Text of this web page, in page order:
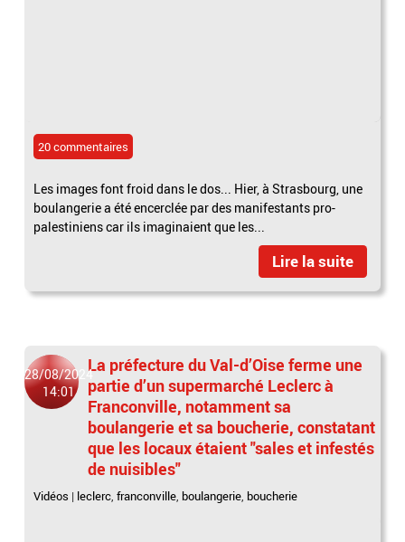
20 commentaires
Les images font froid dans le dos... Hier, à Strasbourg, une
boulangerie a été encerclée par des manifestants pro-
palestiniens car ils imaginaient que les...
Lire la suite
28/08/2024
14:01
La préfecture du Val-d’Oise ferme une
partie d’un supermarché Leclerc à
Franconville, notamment sa
boulangerie et sa boucherie, constatant
que les locaux étaient "sales et infestés
de nuisibles"
Vidéos | leclerc,franconville, boulangerie, boucherie